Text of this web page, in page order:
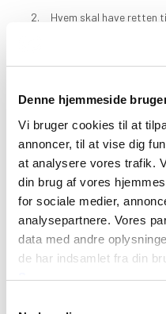
Denne hjemmeside
Vi bruger cookies til at
annoncer, til at vise dig
at analysere vores trafik.
din brug af vores
for sociale medier,
analysepartnere. Vores
data med andre
de har indsamlet fra din
Se mere
Hvem skal have retten
lejemål? Her kan det
forretningslokaler
mindreårige børn
Spørg os til råds om,
modtage eller skulle betale
Hvordan søger
separation?
Familieretshusets